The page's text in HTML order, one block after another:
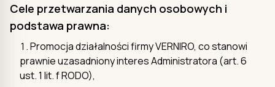
Cele przetwarzania danych osobowych i
podstawa prawna:
Promocja działalności firmy VERNIRO, co stanowi
prawnie uzasadniony interes Administratora (art. 6
ust. 1 lit. f RODO),